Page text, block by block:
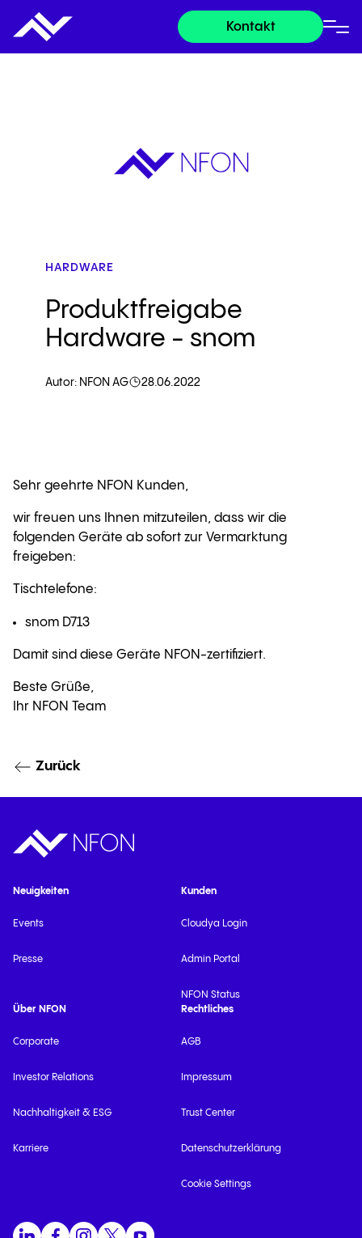
Kontakt
HARDWARE
Produktfreigabe
Hardware - snom
Autor: NFON AG 28.06.2022
Sehr geehrte NFON Kunden,
wir freuen uns Ihnen mitzuteilen, dass wir die
folgenden Geräte ab sofort zur Vermarktung
freigeben:
Tischtelefone:
snom D713
Damit sind diese Geräte NFON-zertifiziert.
Beste Grüße,
Ihr NFON Team
Zurück
Neuigkeiten
Events
Presse
Kunden
Cloudya Login
Admin Portal
NFON Status
Über NFON
Corporate
Investor Relations
Nachhaltigkeit & ESG
Karriere
Rechtliches
AGB
Impressum
Trust Center
Datenschutzerklärung
Cookie Settings